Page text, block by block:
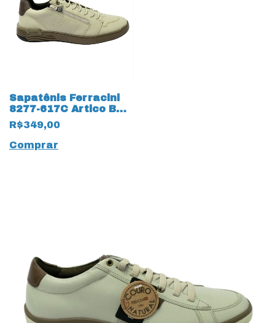
Sapatênis Ferracini
8277-617C Artico BA
em Couro Natural
com cadarço Fake
15204 Cinza
R$349,00
Comprar